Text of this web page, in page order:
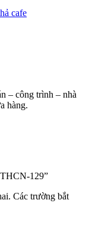
cafe
– công trình – nhà
hàng.
129”
Các trường bắt